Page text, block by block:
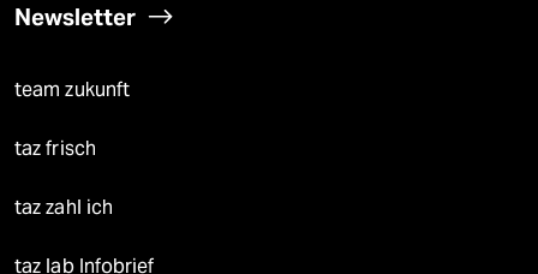
Newsletter
team zukunft
taz frisch
taz zahl ich
taz lab Infobrief